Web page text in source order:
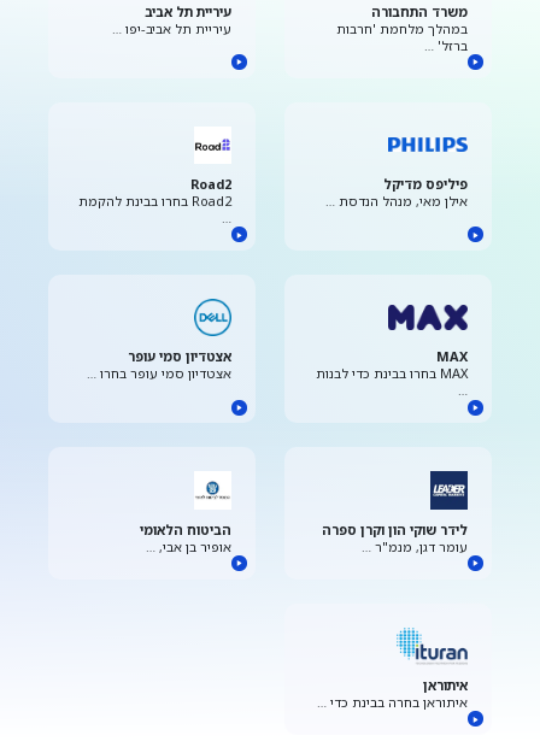
משרד התחבורה
במהלך מלחמת 'חרבות
ברזל' …
עיריית תל אביב
עיריית תל אביב-יפו …
פיליפס מדיקל
אילן מאי, מנהל הנדסת …
Road2
Road2 בחרו בבינת להקמת
MAX
MAX בחרו בבינת כדי לבנות
…
אצטדיון סמי עופר
אצטדיון סמי עופר בחרו …
לידר שוקי הון וקרן ספרה
עומר דגן, מנמ"ר …
הביטוח הלאומי
אופיר בן אבי, …
איתוראן
איתוראן בחרה בבינת כדי …